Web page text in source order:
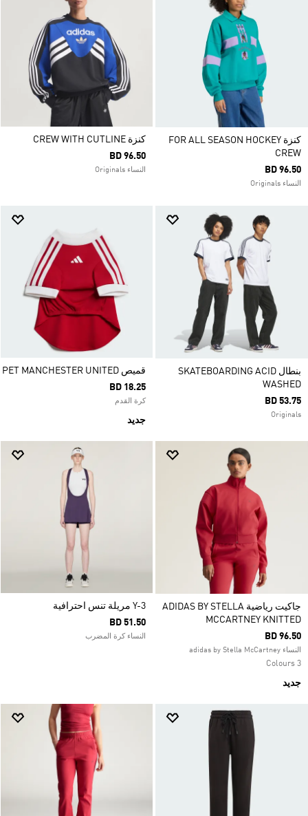
كنزة FOR ALL SEASON HOCKEY
CREW
BD 96.50
النساء Originals
كنزة CREW WITH CUTLINE
BD 96.50
النساء Originals
بنطال SKATEBOARDING ACID
WASHED
BD 53.75
Originals
قميص PET MANCHESTER UNITED
BD 18.25
كرة القدم
جديد
جاكيت رياضية ADIDAS BY STELLA
MCCARTNEY KNITTED
BD 96.50
النساء adidas by Stella McCartney
3 Colours
جديد
Y-3 مريلة تنس احترافية
BD 51.50
النساء كرة المضرب